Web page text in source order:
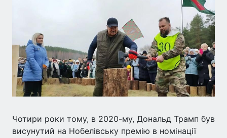
Чотири роки тому, в 2020-му, Дональд Трамп був
висунутий на Нобелівську премію в номінації